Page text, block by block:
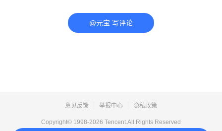
@元宝 写评论
意见反馈 举报中心 隐私政策
Copyright© 1998-2026 Tencent.All Rights Reserved